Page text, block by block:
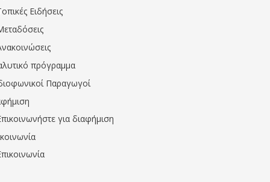
Ειδήσεις
πρόγραμμα
Παραγωγοί
για διαφήμιση